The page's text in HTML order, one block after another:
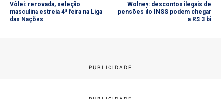
Vôlei: renovada, seleção
masculina estreia 4ª feira na Liga
das Nações
Wolney: descontos ilegais de
pensões do INSS podem chegar
a R$ 3 bi